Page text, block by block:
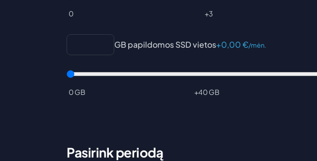
0 +3
GB papildomos SSD vietos+0,00€/mėn.
0 GB +40 GB
Pasirink periodą